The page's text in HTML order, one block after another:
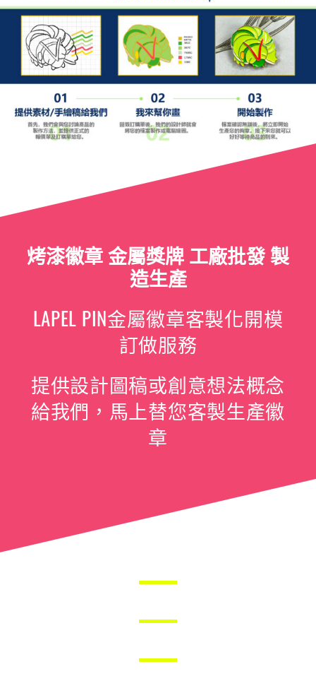
烤漆徽章 金屬獎牌 工廠批發 製
造生產
LAPEL PIN金屬徽章客製化開模
訂做服務
提供設計圖稿或創意想法概念
給我們，馬上替您客製生產徽
章